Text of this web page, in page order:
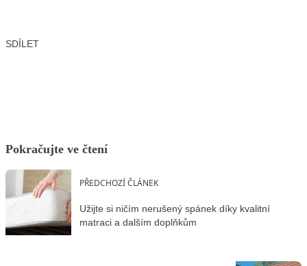
SDÍLET
Pokračujte ve čtení
PŘEDCHOZÍ ČLÁNEK
Užijte si ničím nerušený spánek díky kvalitní
matraci a dalším doplňkům